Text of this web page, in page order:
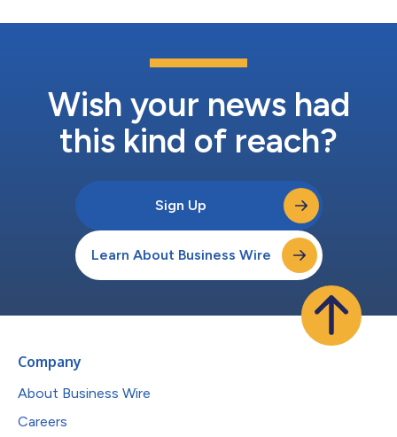
Wish your news had
this kind of reach?
Sign Up
Learn About Business Wire
Company
About Business Wire
Careers